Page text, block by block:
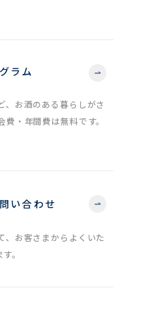
ラム
、お酒のある暮らしがさ
・年間費は無料です。
い合わせ
、お客さまからよくいた
。